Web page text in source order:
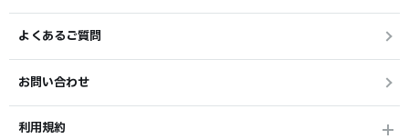
よくあるご質問
お問い合わせ
利用規約